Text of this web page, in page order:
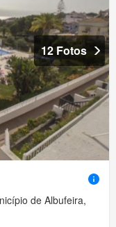
12 Fotos
de Albufeira,